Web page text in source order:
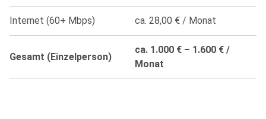
Internet (60+ Mbps) ca. 28,00 € / Monat
Gesamt (Einzelperson)
ca. 1.000 € – 1.600 € /
Monat